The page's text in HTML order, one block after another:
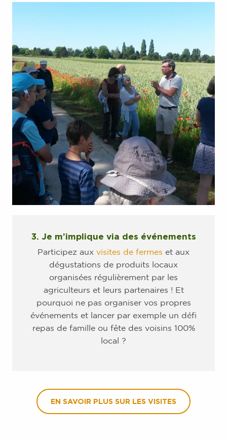
3. Je m’implique via des événements
Participez aux visites de fermes et aux
dégustations de produits locaux
organisées régulièrement par les
agriculteurs et leurs partenaires ! Et
pourquoi ne pas organiser vos propres
événements et lancer par exemple un défi
repas de famille ou fête des voisins 100%
local ?
EN SAVOIR PLUS SUR LES VISITES